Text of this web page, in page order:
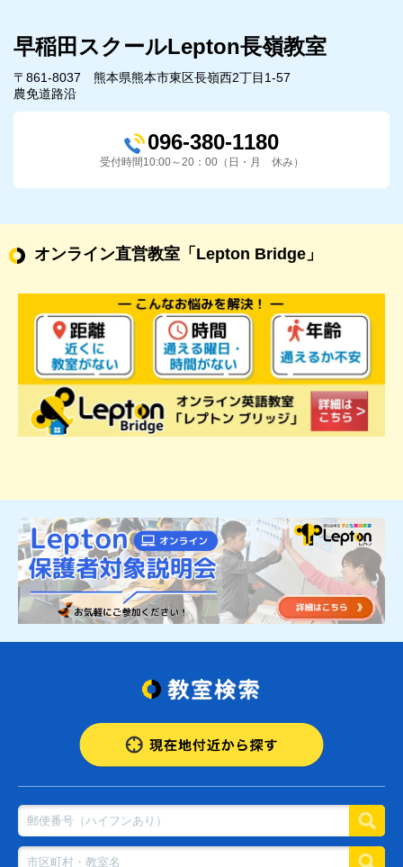
早稲田スクールLepton長嶺教室
〒861-8037 熊本県熊本市東区長嶺西2丁目1-57
農免道路沿
096-380-1180
受付時間10:00～20：00（日・月 休み）
オンライン直営教室 「Lepton Bridge」